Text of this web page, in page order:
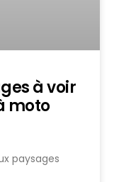
à voir
moto
paysages